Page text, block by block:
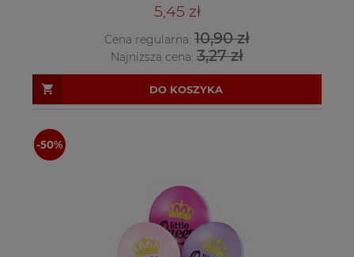
5,45 zł
Cena regularna: 10,90 zł
Najniższa cena: 3,27 zł
DO KOSZYKA